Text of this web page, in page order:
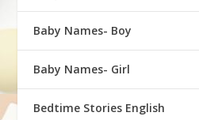
Baby Names- Boy
Baby Names- Girl
Bedtime Stories English